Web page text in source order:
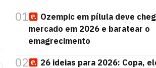
01
Ozempic em pílula deve
mercado em 2026 e baratear o
emagrecimento
02
26 ideias para 2026: Copa,